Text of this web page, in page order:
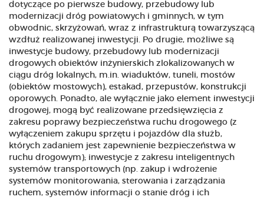
dotyczące po pierwsze budowy, przebudowy lub
modernizacji dróg powiatowych i gminnych, w tym
obwodnic, skrzyżowań, wraz z infrastrukturą towarzyszącą
wzdłuż realizowanej inwestycji. Po drugie, możliwe są
inwestycje budowy, przebudowy lub modernizacji
drogowych obiektów inżynierskich zlokalizowanych w
ciągu dróg lokalnych, m.in. wiaduktów, tuneli, mostów
(obiektów mostowych), estakad, przepustów, konstrukcji
oporowych. Ponadto, ale wyłącznie jako element inwestycji
drogowej, mogą być realizowane przedsięwzięcia z
zakresu poprawy bezpieczeństwa ruchu drogowego (z
wyłączeniem zakupu sprzętu i pojazdów dla służb,
których zadaniem jest zapewnienie bezpieczeństwa w
ruchu drogowym); inwestycje z zakresu inteligentnych
systemów transportowych (np. zakup i wdrożenie
systemów monitorowania, sterowania i zarządzania
ruchem, systemów informacji o stanie dróg i ich